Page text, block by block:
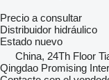
Precio a consultar
Distribuidor hidráulico
Estado nuevo
China, 24Th Floor
Qingdao Promising